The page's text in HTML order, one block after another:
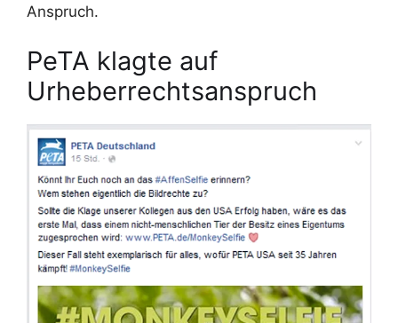
Anspruch.
PeTA klagte auf
Urheberrechtsanspruch